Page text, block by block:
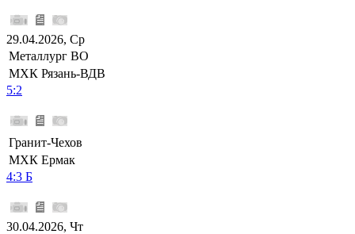
29.04.2026, Ср
Металлург ВО
МХК Рязань-ВДВ
5:2
Гранит-Чехов
МХК Ермак
4:3 Б
30.04.2026, Чт